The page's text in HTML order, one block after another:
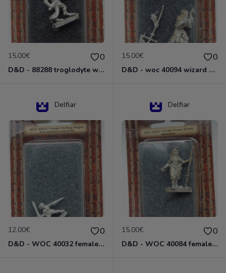
15.00€ 0
D&D - 88288 troglodyte with long Miniature - Donjons Dragons
15.00€ 0
D&D - woc 40094 wizard human male Miniature - Donjons Dragons
Delfiar
12.00€ 0
D&D - WOC 40032 female halfling rogue Miniature - Donjons Dragons
Delfiar
15.00€ 0
D&D - WOC 40084 female human wizard Miniature - Donjons Dragons